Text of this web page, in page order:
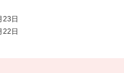
23日
22日